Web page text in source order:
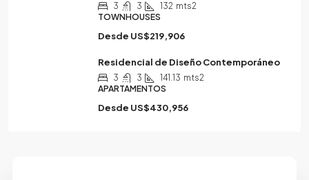
3 3 132 mts2
TOWNHOUSES
Desde US$219,906
Residencial de Diseño Contemporáneo
3 3 141.13 mts2
APARTAMENTOS
Desde US$430,956